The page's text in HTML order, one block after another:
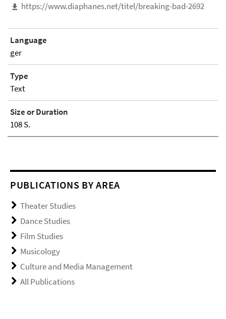
https://www.diaphanes.net/titel/breaking-bad-2692
Language
ger
Type
Text
Size or Duration
108 S.
PUBLICATIONS BY AREA
Theater Studies
Dance Studies
Film Studies
Musicology
Culture and Media Management
All Publications